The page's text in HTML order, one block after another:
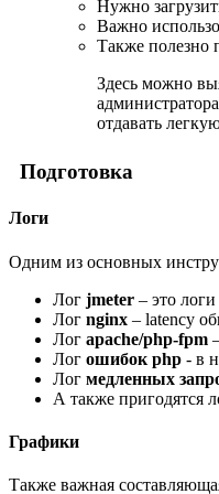
Нужно
Важно
Также полезно
Здесь можно
отдавать
Подготовка
Логи
Одним из основных
Лог jmeter – это
Лог nginx – latency
Лог apache/php-fpm
Лог ошибок php - в
Лог медленных
А также пригодятся
Графики
Также важная